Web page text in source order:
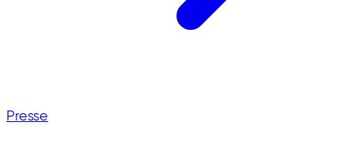
Presse